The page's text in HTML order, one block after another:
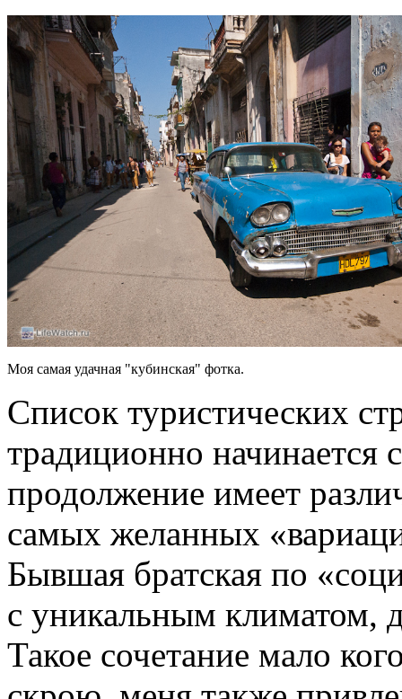
Моя самая удачная "кубинская" фотка.
Список туристических
традиционно
продолжение имеет
самых желанных
Бывшая братская по
с уникальным климатом,
Такое сочетание мало